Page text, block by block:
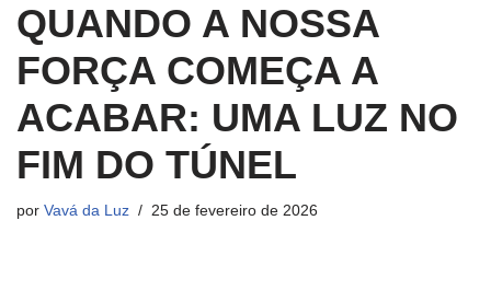
QUANDO A NOSSA
FORÇA COMEÇA A
ACABAR: UMA LUZ NO
FIM DO TÚNEL
por Vavá da Luz 25 de fevereiro de 2026